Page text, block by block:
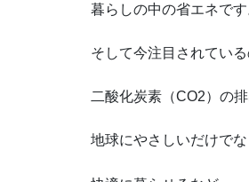
暮らしの中の省エネです
そして今注目されている
二酸化炭素（CO2）の排
地球にやさしいだけでな